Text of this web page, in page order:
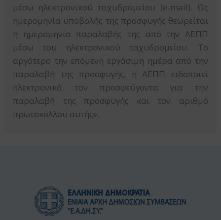
μέσω ηλεκτρονικού ταχυδρομείου (e-mail). Ως
ημερομηνία υποβολής της προσφυγής θεωρείται
η ημερομηνία παραλαβής της από την ΑΕΠΠ
μέσω του ηλεκτρονικού ταχυδρομείου. Το
αργότερο την επόμενη εργάσιμη ημέρα από την
παραλαβή της προσφυγής, η ΑΕΠΠ ειδοποιεί
ηλεκτρονικά τον προσφεύγοντα για την
παραλαβή της προσφυγής και τον αριθμό
πρωτοκόλλου αυτής».